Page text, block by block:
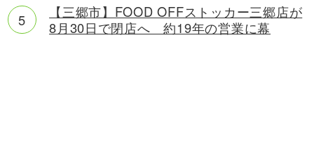
【三郷市】FOOD OFFストッカー三郷店が
8月30日で閉店へ 約19年の営業に幕